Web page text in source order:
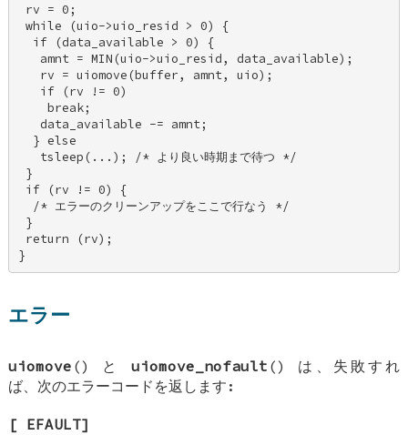
rv = 0;
while (uio->uio_resid > 0) {
  if (data_available > 0) {
   amnt = MIN(uio->uio_resid, data_available);
   rv = uiomove(buffer, amnt, uio);
   if (rv != 0)
    break;
   data_available -= amnt;
  } else
   tsleep(...); /* より良い時期まで待つ */
}
if (rv != 0) {
  /* エラーのクリーンアップをここで行なう */
}
return (rv);
}
エラー
uiomove () とuiomove_nofault () は、失敗すれ
ば、次のエラーコードを返します:
[ EFAULT]